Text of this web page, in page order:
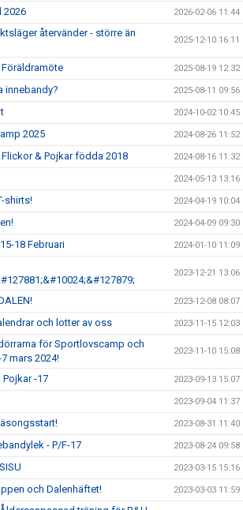
2026 2026-02-06 11:44
återvänder - större än
2025-12-10 16:11
2025-08-19 12:32
innebandy? 2025-08-11 09:56
2024-10-02 10:45
2025 2024-08-26 11:52
& Pojkar födda 2018 2024-08-16 11:32
2024-05-13 13:16
shirts! 2024-04-19 10:04
2024-04-09 09:30
18 Februari 2024-01-10 11:09
2023-12-21 13:06
2023-12-08 08:07
och lotter av oss 2023-11-15 12:03
för Sportlovscamp och
mars 2024!
2023-11-10 15:08
-17 2023-09-13 15:07
2023-09-04 11:37
2023-08-31 11:40
- P/F-17 2023-08-24 09:58
2023-03-15 15:16
och Dalenhäftet! 2023-03-03 11:59